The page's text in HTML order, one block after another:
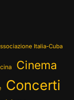
Italia-Cuba
Cinema
Concerti